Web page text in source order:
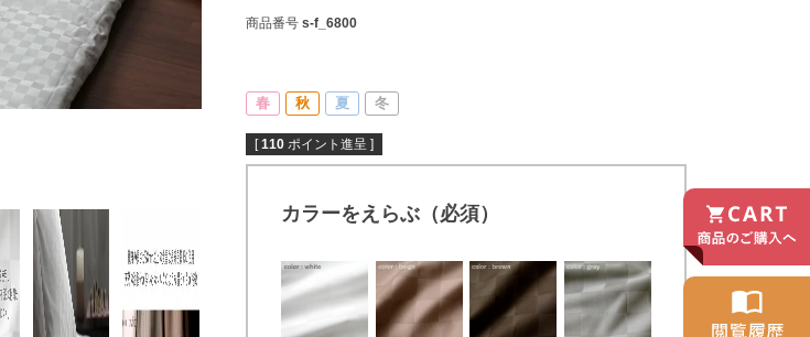
商品番号 s-f_6800
春 秋 夏 冬
[ 110 ポイント進呈 ]
カラーをえらぶ（必須）